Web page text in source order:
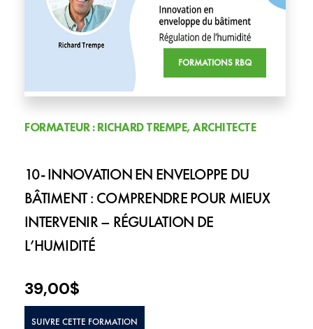
FORMATIONS RBQ
FORMATEUR : RICHARD TREMPE, ARCHITECTE
10- INNOVATION EN ENVELOPPE DU
BÂTIMENT : COMPRENDRE POUR MIEUX
INTERVENIR – RÉGULATION DE
L’HUMIDITÉ
39,00$
SUIVRE CETTE FORMATION